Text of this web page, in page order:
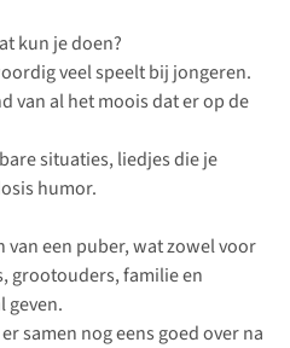
kun je doen?
veel speelt bij jongeren.
van al het moois dat er op de
situaties, liedjes die je
humor.
een puber, wat zowel voor
grootouders, familie en
geven.
samen nog eens goed over na